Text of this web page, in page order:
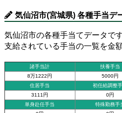
気仙沼市(宮城県) 各種手当デ
気仙沼市の各種手当てデータです
支給されている手当の一覧を金
諸手当計 扶養手当
8万1222円
5000円
住居手当
初任給調整
3111円
0円
単身赴任手当
特殊勤務手